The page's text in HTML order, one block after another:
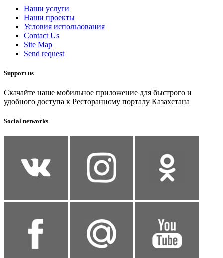
Наши услуги
Наши проекты
Условия использования
Contact Us
Site Map
Send request
Support us
Скачайте наше мобильное приложение для быстрого и
удобного доступа к Ресторанному порталу Казахстана
Social networks